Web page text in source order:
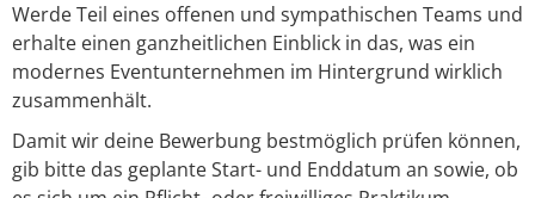
Werde Teil eines offenen und sympathischen Teams und
erhalte einen ganzheitlichen Einblick in das, was ein
modernes Eventunternehmen im Hintergrund wirklich
zusammenhält.
Damit wir deine Bewerbung bestmöglich prüfen können,
gib bitte das geplante Start- und Enddatum an sowie, ob